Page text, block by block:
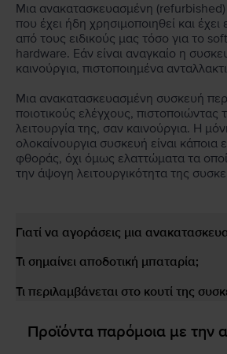
Μια ανακατασκευασμένη (refurbished)
που έχει ήδη χρησιμοποιηθεί και
από τους ειδικούς μας τόσο για το
hardware. Εάν είναι αναγκαίο η
καινούργια, πιστοποιημένα
Μια ανακατασκευασμένη συσκευή
ποιοτικούς ελέγχους, πιστοποιώντας
λειτουργία της, σαν καινούργια. Η
ολοκαίνουργια συσκευή είναι κάποια
φθοράς, όχι όμως ελαττώματα τα
την άψογη λειτουργικότητα της
Γιατί να αγοράσεις μια
Τι σημαίνει αποδοτική μπαταρία;
Τι περιλαμβάνεται στο κουτί της
Προϊόντα παρόμοια με την